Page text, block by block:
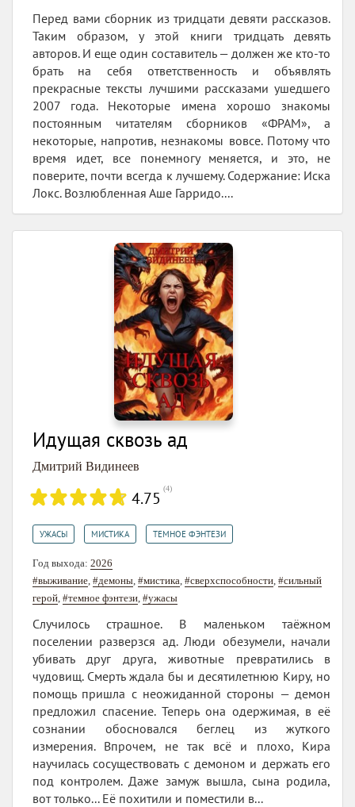
Перед вами сборник из тридцати девяти рассказов.
Таким образом, у этой книги тридцать девять
авторов. И еще один составитель — должен же кто-то
брать на себя ответственность и объявлять
прекрасные тексты лучшими рассказами ушедшего
2007 года. Некоторые имена хорошо знакомы
постоянным читателям сборников «ФРАМ», а
некоторые, напротив, незнакомы вовсе. Потому что
время идет, все понемногу меняется, и это, не
поверите, почти всегда к лучшему. Содержание: Иска
Локс. Возлюбленная Аше Гарридо....
Идущая сквозь ад
Дмитрий Видинеев
4.75 (4)
УЖАСЫ МИСТИКА ТЕМНОЕ ФЭНТЕЗИ
Год выхода: 2026
#выживание #демоны #мистика #сверхспособности #сильный
герой #темное фэнтези #ужасы
Случилось страшное. В маленьком таёжном
поселении разверзся ад. Люди обезумели, начали
убивать друг друга, животные превратились в
чудовищ. Смерть ждала бы и десятилетнюю Киру, но
помощь пришла с неожиданной стороны — демон
предложил спасение. Теперь она одержимая, в её
сознании обосновался беглец из жуткого
измерения. Впрочем, не так всё и плохо, Кира
научилась сосуществовать с демоном и держать его
под контролем. Даже замуж вышла, сына родила,
вот только... Её похитили и поместили в...